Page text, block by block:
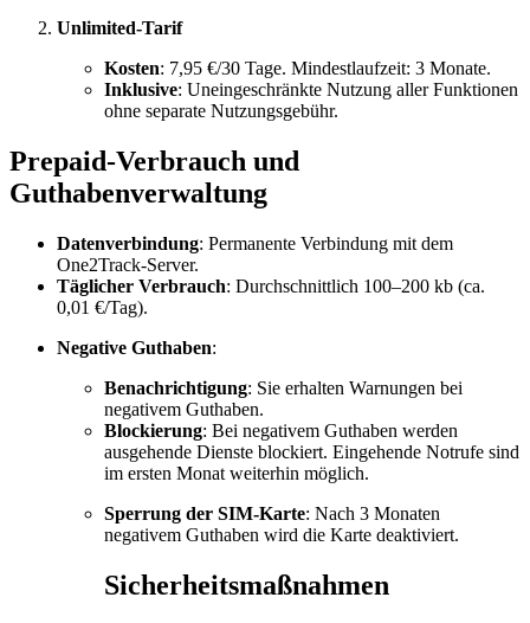
Unlimited-Tarif
Kosten: 7,95 €/30 Tage. Mindestlaufzeit: 3 Monate.
Inklusive: Uneingeschränkte Nutzung aller Funktionen
ohne separate Nutzungsgebühr.
Prepaid-Verbrauch und
Guthabenverwaltung
Datenverbindung: Permanente Verbindung mit dem
One2Track-Server.
Täglicher Verbrauch: Durchschnittlich 100–200 kb (ca.
0,01 €/Tag).
Negative Guthaben:
Benachrichtigung: Sie erhalten Warnungen bei
negativem Guthaben.
Blockierung: Bei negativem Guthaben werden
ausgehende Dienste blockiert. Eingehende Notrufe sind
im ersten Monat weiterhin möglich.
Sperrung der SIM-Karte: Nach 3 Monaten
negativem Guthaben wird die Karte deaktiviert.
Sicherheitsmaßnahmen